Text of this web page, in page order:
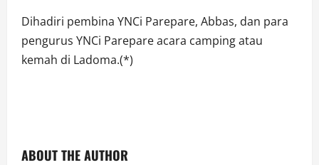
Dihadiri pembina YNCi Parepare, Abbas, dan para
pengurus YNCi Parepare acara camping atau
kemah di Ladoma.(*)
ABOUT THE AUTHOR